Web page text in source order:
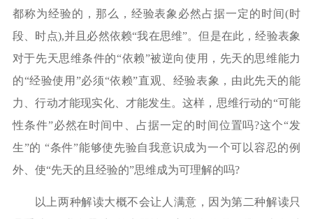
都称为经验的，那么，经验表象必然占据一定的时间(时
段、时点),并且必然依赖“我在思维”。但是在此，经验表象
对于先天思维条件的“依赖”被逆向使用，先天的思维能力
的“经验使用”必须“依赖”直观、经验表象，由此先天的能
力、行动才能现实化、才能发生。这样，思维行动的“可能
性条件”必然在时间中、占据一定的时间位置吗?这个“发
生”的 “条件”能够使先验自我意识成为一个可以容忍的例
外、使“先天的且经验的”思维成为可理解的吗?
以上两种解读大概不会让人满意，因为第二种解读只